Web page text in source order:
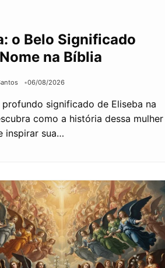
o Belo Significado
na Bíblia
06/08/2026
profundo significado de Eliseba na
como a história dessa mulher
inspirar sua…